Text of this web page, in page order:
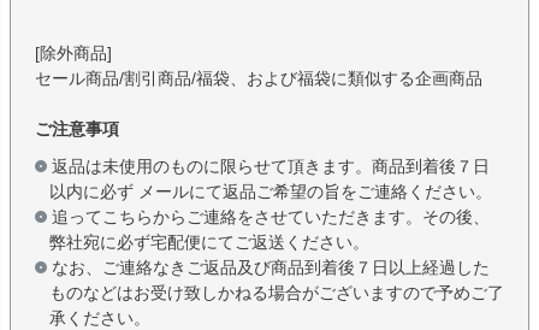
[除外商品]
セール商品/割引商品/福袋、および福袋に類似する企画商品
ご注意事項
返品は未使用のものに限らせて頂きます。商品到着後７日
以内に必ず メールにて返品ご希望の旨をご連絡ください。
追ってこちらからご連絡をさせていただきます。その後、
弊社宛に必ず宅配便にてご返送ください。
なお、ご連絡なきご返品及び商品到着後７日以上経過した
ものなどはお受け致しかねる場合がございますので予めご了
承ください。